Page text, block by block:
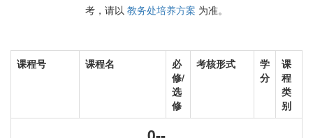
考，请以 教务处培养方案 为准。
课程号 课程名
必
修/
选
修
考核形式
学
分
课
程
类
别